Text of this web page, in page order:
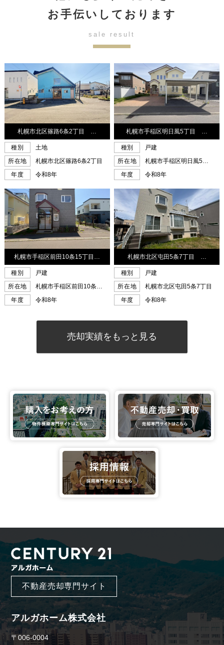
お手伝いしております
sale result
売却実績をもっと見る
不動産売却専門サイト
アルガホーム株式会社
〒006-0004